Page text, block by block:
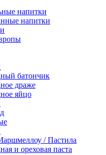
напитки
напитки
батончик
драже
яйцо
/ Пастила
и ореховая паста